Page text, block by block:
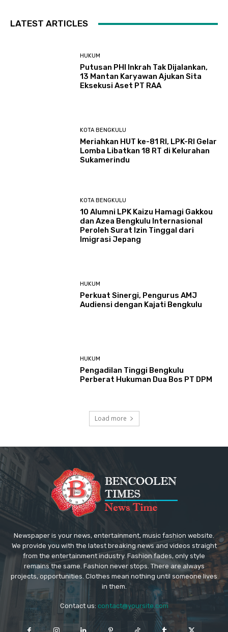
LATEST ARTICLES
HUKUM
Putusan PHI Inkrah Tak Dijalankan,
13 Mantan Karyawan Ajukan Sita
Eksekusi Aset PT RAA
KOTA BENGKULU
Meriahkan HUT ke-81 RI, LPK-RI Gelar
Lomba Libatkan 18 RT di Kelurahan
Sukamerindu
KOTA BENGKULU
‎10 Alumni LPK Kaizu Hamagi Gakkou
dan Azea Bengkulu Internasional
Peroleh Surat Izin Tinggal dari
Imigrasi Jepang
HUKUM
Perkuat Sinergi, Pengurus AMJ
Audiensi dengan Kajati Bengkulu
HUKUM
Pengadilan Tinggi Bengkulu
Perberat Hukuman Dua Bos PT DPM
Load more
Newspaper is your news, entertainment, music fashion website.
We provide you with the latest breaking news and videos straight
from the entertainment industry. Fashion fades, only style
remains the same. Fashion never stops. There are always
projects, opportunities. Clothes mean nothing until someone lives
in them.
Contact us: contact@yoursite.com